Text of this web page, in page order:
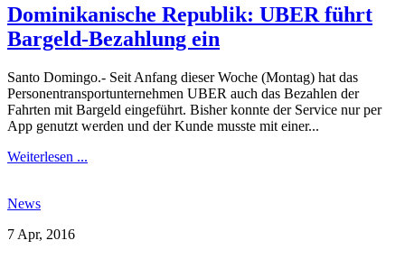
Dominikanische Republik: UBER führt
Bargeld-Bezahlung ein
Santo Domingo.- Seit Anfang dieser Woche (Montag) hat das
Personentransportunternehmen UBER auch das Bezahlen der
Fahrten mit Bargeld eingeführt. Bisher konnte der Service nur per
App genutzt werden und der Kunde musste mit einer...
Weiterlesen ...
News
7 Apr, 2016